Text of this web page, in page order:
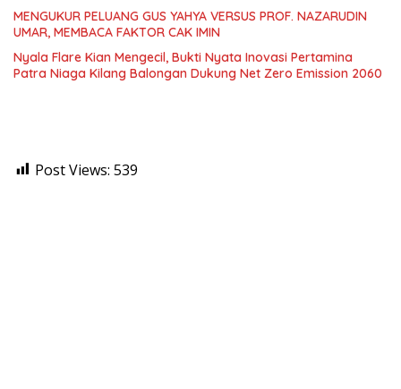
MENGUKUR PELUANG GUS YAHYA VERSUS PROF. NAZARUDIN
UMAR, MEMBACA FAKTOR CAK IMIN
Nyala Flare Kian Mengecil, Bukti Nyata Inovasi Pertamina
Patra Niaga Kilang Balongan Dukung Net Zero Emission 2060
Post Views: 539